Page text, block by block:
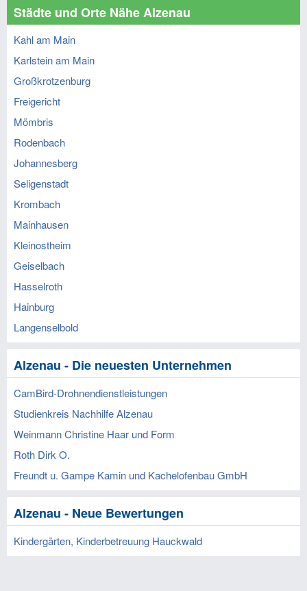
Städte und Orte Nähe Alzenau
Kahl am Main
Karlstein am Main
Großkrotzenburg
Freigericht
Mömbris
Rodenbach
Johannesberg
Seligenstadt
Krombach
Mainhausen
Kleinostheim
Geiselbach
Hasselroth
Hainburg
Langenselbold
Alzenau - Die neuesten Unternehmen
CamBird-Drohnendienstleistungen
Studienkreis Nachhilfe Alzenau
Weinmann Christine Haar und Form
Roth Dirk O.
Freundt u. Gampe Kamin und Kachelofenbau GmbH
Alzenau - Neue Bewertungen
Kindergärten, Kinderbetreuung Hauckwald